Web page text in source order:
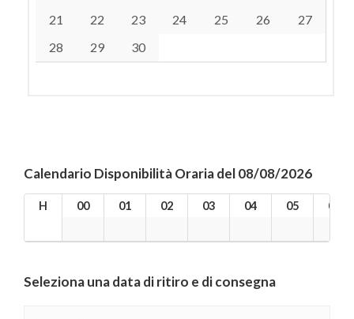
21
22 23 24 25 26
27
28
29 30
Calendario Disponibilità Oraria del 08/08/2026
H 00 01 02 03 04 05 06
Seleziona una data di ritiro e di consegna